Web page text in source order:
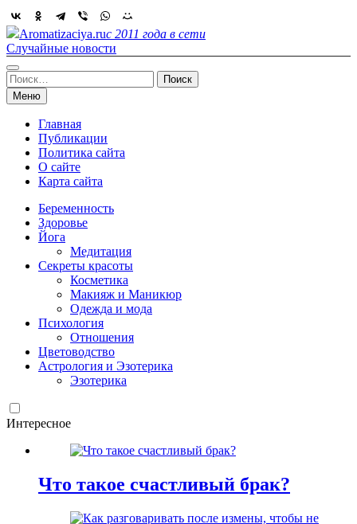
Skip
to
content
Aromatizaciya.ruс 2011 года в сети
Случайные новости
Найти:
Меню
Главная
Публикации
Политика сайта
О сайте
Карта сайта
Беременность
Здоровье
Йога
Медитация
Секреты красоты
Косметика
Макияж и Маникюр
Одежда и мода
Психология
Отношения
Цветоводство
Астрология и Эзотерика
Эзотерика
Интересное
Что такое счастливый брак?